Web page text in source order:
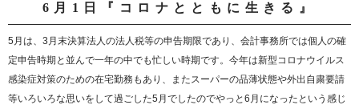
6月1日『コロナとともに生きる』
5月は、3月末決算法人の法人税等の申告期限であり、会計事務所では個人の確
定申告時期と並んで一年の中でも忙しい時期です。今年は新型コロナウイルス
感染症対策のための在宅勤務もあり、またスーパーの品薄状態や外出自粛要請
等いろいろな思いをして過ごした5月でしたのでやっと6月になったという感じ